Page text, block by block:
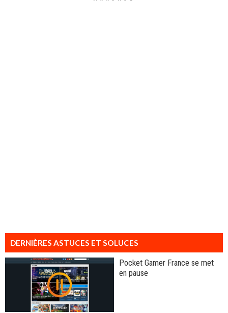
DERNIÈRES ASTUCES ET SOLUCES
Pocket Gamer France se met
en pause